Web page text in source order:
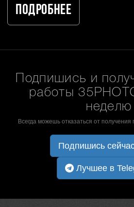
Подробнее
Подпишись и
работы
неделю
Всегда можешь отказаться от получения
Подпишись
Лучшее в